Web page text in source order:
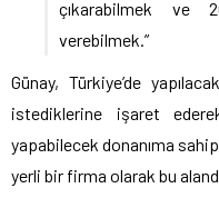
çıkarabilmek ve
verebilmek.”
Günay, Türkiye’de
istediklerine işaret
yapabilecek donanıma
yerli bir firma olarak bu